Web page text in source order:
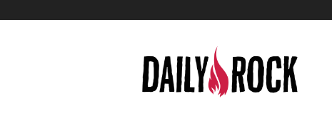
Rock